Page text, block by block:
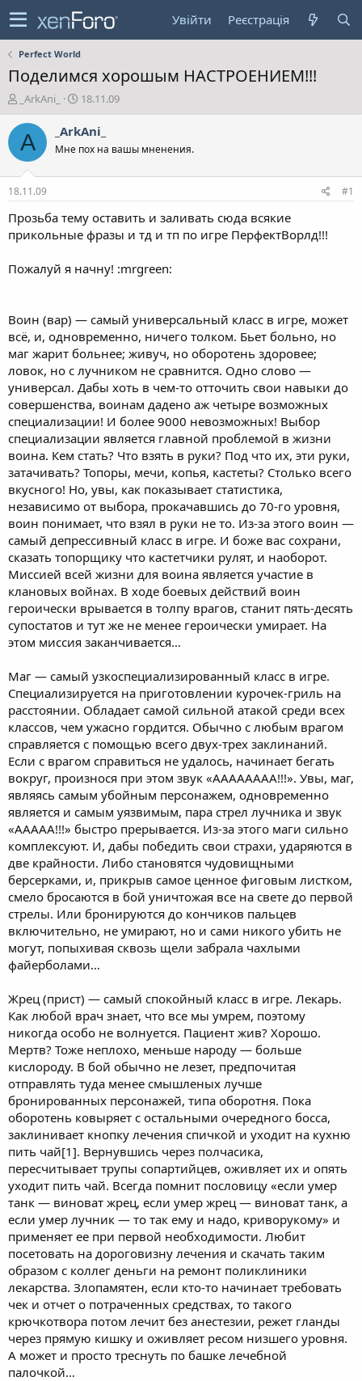
Увійти Реєстрація
Perfect World
Поделимся хорошым НАСТРОЕНИЕМ!!!
А
т
о
р
е
м
и
_ArkAni_
Д
т
с
р
е
н
я
18.11.09
A _ArkAni_
Мне пох на вашы мненения.
18.11.09 #1
Прозьба тему оставить и заливать сюда всякие
прикольные фразы и тд и тп по игре ПерфектВорлд!!!
Пожалуй я начну! :mrgreen:
Воин (вар) — самый универсальный класс в игре, может
всё, и, одновременно, ничего толком. Бьет больно, но
маг жарит больнее; живуч, но оборотень здоровее;
ловок, но с лучником не сравнится. Одно слово —
универсал. Дабы хоть в чем-то отточить свои навыки до
совершенства, воинам дадено аж четыре возможных
специализации! И более 9000 невозможных! Выбор
специализации является главной проблемой в жизни
воина. Кем стать? Что взять в руки? Под что их, эти руки,
затачивать? Топоры, мечи, копья, кастеты? Столько всего
вкусного! Но, увы, как показывает статистика,
независимо от выбора, прокачавшись до 70-го уровня,
воин понимает, что взял в руки не то. Из-за этого воин —
самый депрессивный класс в игре. И боже вас сохрани,
сказать топорщику что кастетчики рулят, и наоборот.
Миссией всей жизни для воина является участие в
клановых войнах. В ходе боевых действий воин
героически врывается в толпу врагов, станит пять-десять
супостатов и тут же не менее героически умирает. На
этом миссия заканчивается…
Маг — самый узкоспециализированный класс в игре.
Специализируется на приготовлении курочек-гриль на
расстоянии. Обладает самой сильной атакой среди всех
классов, чем ужасно гордится. Обычно с любым врагом
справляется с помощью всего двух-трех заклинаний.
Если с врагом справиться не удалось, начинает бегать
вокруг, произнося при этом звук «АААААААА!!!». Увы, маг,
являясь самым убойным персонажем, одновременно
является и самым уязвимым, пара стрел лучника и звук
«ААААА!!!» быстро прерывается. Из-за этого маги сильно
комплексуют. И, дабы победить свои страхи, ударяются в
две крайности. Либо становятся чудовищными
берсерками, и, прикрыв самое ценное фиговым листком,
смело бросаются в бой уничтожая все на свете до первой
стрелы. Или бронируются до кончиков пальцев
включительно, не умирают, но и сами никого убить не
могут, попыхивая сквозь щели забрала чахлыми
файерболами…
Жрец (прист) — самый спокойный класс в игре. Лекарь.
Как любой врач знает, что все мы умрем, поэтому
никогда особо не волнуется. Пациент жив? Хорошо.
Мертв? Тоже неплохо, меньше народу — больше
кислороду. В бой обычно не лезет, предпочитая
отправлять туда менее смышленых лучше
бронированных персонажей, типа оборотня. Пока
оборотень ковыряет с остальными очередного босса,
заклинивает кнопку лечения спичкой и уходит на кухню
пить чай[1]. Вернувшись через полчасика,
пересчитывает трупы сопартийцев, оживляет их и опять
уходит пить чай. Всегда помнит пословицу «если умер
танк — виноват жрец, если умер жрец — виноват танк, а
если умер лучник — то так ему и надо, криворукому» и
применяет ее при первой необходимости. Любит
посетовать на дороговизну лечения и скачать таким
образом с коллег деньги на ремонт поликлиники
лекарства. Злопамятен, если кто-то начинает требовать
чек и отчет о потраченных средствах, то такого
крючкотвора потом лечит без анестезии, режет гланды
через прямую кишку и оживляет ресом низшего уровня.
А может и просто треснуть по башке лечебной
палочкой…